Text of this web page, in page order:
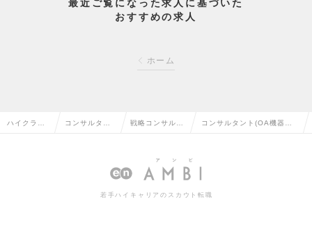
最近ご覧になった求人に基づいた
おすすめの求人
ホーム
ハイクラス コンサルタン 戦略コンサルタ コンサルタント(OA機器・I
若手ハイキャリアのスカウト転職